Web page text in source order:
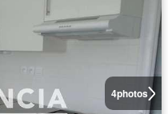
4photos